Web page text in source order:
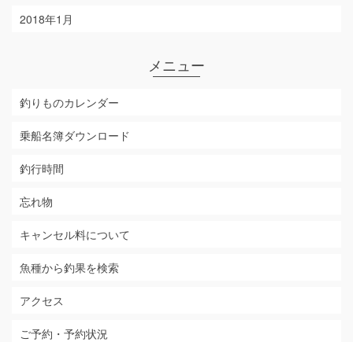
2018年1月
メニュー
釣りものカレンダー
乗船名簿ダウンロード
釣行時間
忘れ物
キャンセル料について
魚種から釣果を検索
アクセス
ご予約・予約状況